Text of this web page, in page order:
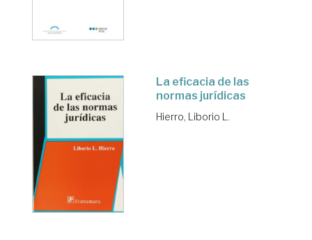
La eficacia de las
normas jurídicas
Hierro, Liborio L.